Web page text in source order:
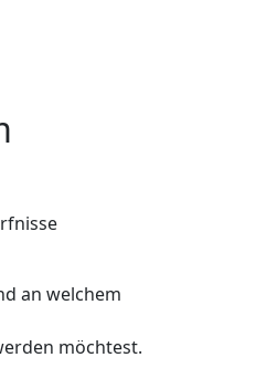
an welchem
möchtest.